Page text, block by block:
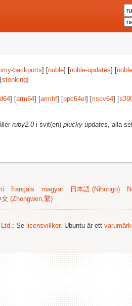
backports] [noble] [noble-updates] [
stonking]
] [arm64] [armhf] [ppc64el ] [riscv64] [
ruby2.0 i svit(en) plucky-updates, alla
français magyar 日本語 (Nihongo)
文 (Zhongwen,繁)
; Se licensvillkor. Ubuntu är ett